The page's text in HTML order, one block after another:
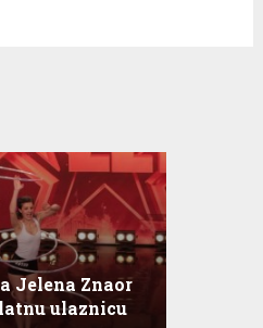
Jelena Znaor
ulaznicu